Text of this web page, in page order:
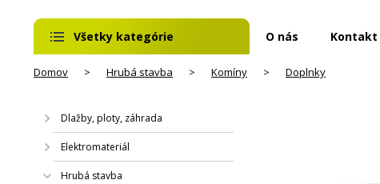
Všetky kategórie O nás Kontakt
Domov > Hrubá stavba > Komíny > Doplnky
Dlažby, ploty, záhrada
Elektromateriál
Hrubá stavba